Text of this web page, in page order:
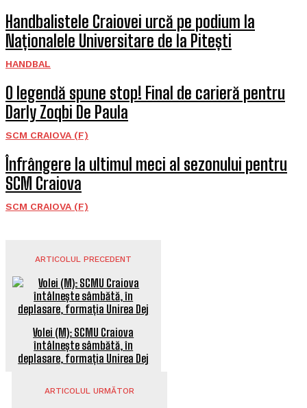
Handbalistele Craiovei urcă pe podium la
Naționalele Universitare de la Pitești
HANDBAL
O legendă spune stop! Final de carieră pentru
Darly Zoqbi De Paula
SCM CRAIOVA (F)
Înfrângere la ultimul meci al sezonului pentru
SCM Craiova
SCM CRAIOVA (F)
ARTICOLUL PRECEDENT
Volei (M): SCMU Craiova
întâlnește sâmbătă, în
deplasare, formația Unirea Dej
ARTICOLUL URMĂTOR